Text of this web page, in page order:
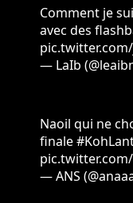
Comment je
avec des
— LaIb
Naoil qui ne
finale
— ANS